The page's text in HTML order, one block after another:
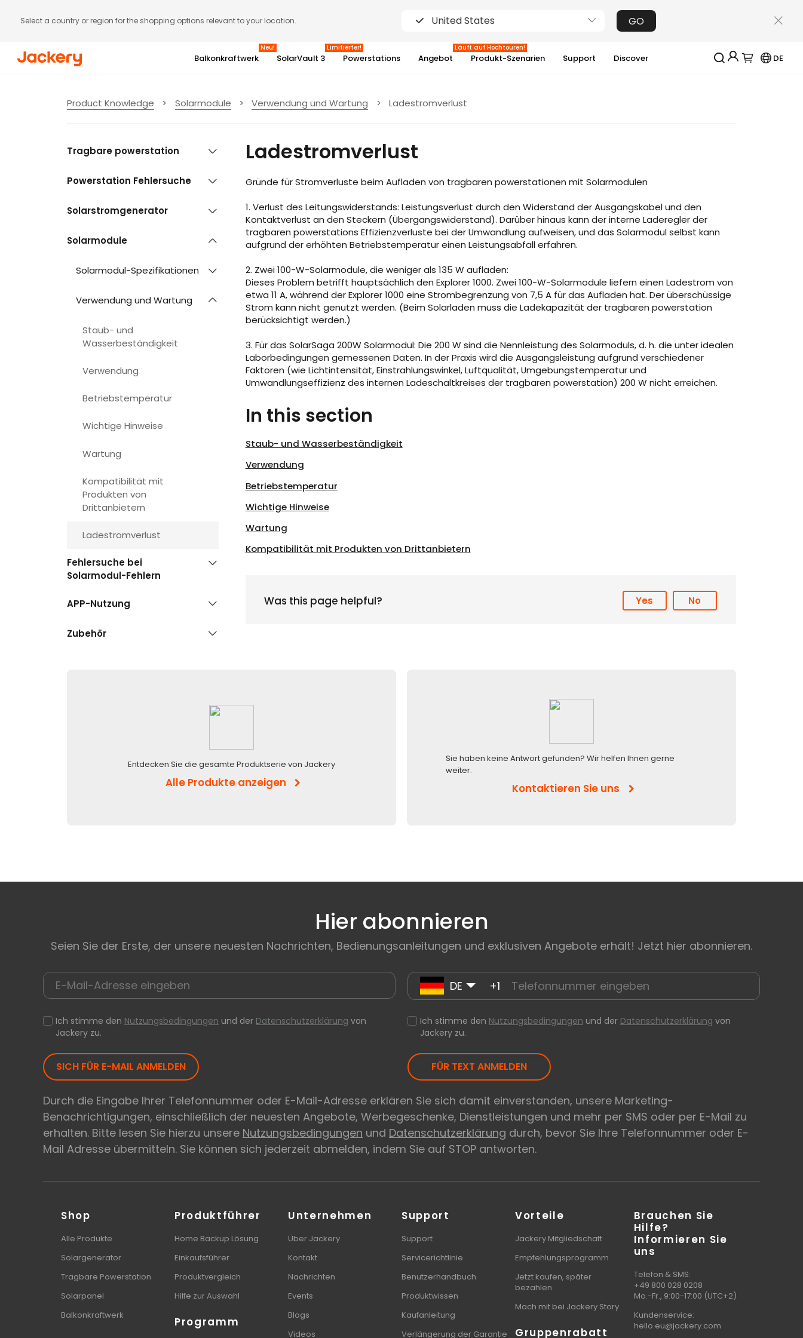
Select a country or region for the shopping options relevant to your location. United States GO
Balkonkraftwerk
Neu!
Powerstations
SolarVault 3
Limitierter!
SolarVault 3 Serie | Bis zu 53%
Jetzt kaufen
Angebot
Läuft auf Hochtouren!
6. bis 9. August
Mehr ansehen
Support Discover
Produkt-Szenarien
Registrierung
Erhalten Sie 15% Rabatt, sobald die Garantie
Anmeldung
DE
Product Knowledge > Solarmodule > Verwendung und Wartung > Ladestromverlust
Tragbare powerstation
Powerstation Fehlersuche
Solarstromgenerator
Solarmodule
Solarmodul-Spezifikationen
Verwendung und Wartung
Staub- und
Wasserbeständigkeit
Verwendung
Betriebstemperatur
Wichtige Hinweise
Wartung
Kompatibilität mit
Produkten von
Drittanbietern
Ladestromverlust
Fehlersuche bei
Solarmodul-Fehlern
APP-Nutzung
Zubehör
Ladestromverlust
Gründe für Stromverluste beim Aufladen von tragbaren powerstationen mit Solarmodulen
1. Verlust des Leitungswiderstands: Leistungsverlust durch den Widerstand der Ausgangskabel und den
Kontaktverlust an den Steckern (Übergangswiderstand). Darüber hinaus kann der interne Laderegler der
tragbaren powerstations Effizienzverluste bei der Umwandlung aufweisen, und das Solarmodul selbst kann
aufgrund der erhöhten Betriebstemperatur einen Leistungsabfall erfahren.
2. Zwei 100-W-Solarmodule, die weniger als 135 W aufladen:
Dieses Problem betrifft hauptsächlich den Explorer 1000. Zwei 100-W-Solarmodule liefern einen Ladestrom von
etwa 11 A, während der Explorer 1000 eine Strombegrenzung von 7,5 A für das Aufladen hat. Der überschüssige
Strom kann nicht genutzt werden. (Beim Solarladen muss die Ladekapazität der tragbaren powerstation
berücksichtigt werden.)
3. Für das SolarSaga 200W Solarmodul: Die 200 W sind die Nennleistung des Solarmoduls, d. h. die unter idealen
Laborbedingungen gemessenen Daten. In der Praxis wird die Ausgangsleistung aufgrund verschiedener
Faktoren (wie Lichtintensität, Einstrahlungswinkel, Luftqualität, Umgebungstemperatur und
Umwandlungseffizienz des internen Ladeschaltkreises der tragbaren powerstation) 200 W nicht erreichen.
In this section
Staub- und Wasserbeständigkeit
Verwendung
Betriebstemperatur
Wichtige Hinweise
Wartung
Kompatibilität mit Produkten von Drittanbietern
Was this page helpful? Yes No
Entdecken Sie die gesamte Produktserie von Jackery
Alle Produkte anzeigen
Sie haben keine Antwort gefunden? Wir helfen Ihnen gerne
weiter.
Kontaktieren Sie uns
Hier abonnieren
Seien Sie der Erste, der unsere neuesten Nachrichten, Bedienungsanleitungen und exklusiven Angebote erhält! Jetzt hier abonnieren.
Ich stimme den Nutzungsbedingungen und der Datenschutzerklärung von
Jackery zu.
SICH FÜR E-MAIL ANMELDEN
DE +1
Ich stimme den Nutzungsbedingungen und der Datenschutzerklärung von
Jackery zu.
FÜR TEXT ANMELDEN
Durch die Eingabe Ihrer Telefonnummer oder E-Mail-Adresse erklären Sie sich damit einverstanden, unsere Marketing-
Benachrichtigungen, einschließlich der neuesten Angebote, Werbegeschenke, Dienstleistungen und mehr per SMS oder per E-Mail zu
erhalten. Bitte lesen Sie hierzu unsere Nutzungsbedingungen und Datenschutzerklärung durch, bevor Sie Ihre Telefonnummer oder E-
Mail Adresse übermitteln. Sie können sich jederzeit abmelden, indem Sie auf STOP antworten.
Shop
Alle Produkte
Solargenerator
Tragbare Powerstation
Solarpanel
Balkonkraftwerk
Produktführer
Home Backup Lösung
Einkaufsführer
Produktvergleich
Hilfe zur Auswahl
Unternehmen
Über Jackery
Kontakt
Nachrichten
Events
Blogs
Videos
Support
Support
Servicerichtlinie
Benutzerhandbuch
Produktwissen
Kaufanleitung
Verlängerung der Garantie
Vorteile
Jackery Mitgliedschaft
Empfehlungsprogramm
Jetzt kaufen, später
bezahlen
Mach mit bei Jackery Story
Programm
Gruppenrabatt
Brauchen Sie
Hilfe?
Informieren Sie
uns
Telefon & SMS:
+49 800 028 0208
Mo.-Fr., 9:00-17:00 (UTC+2)
Kundenservice:
hello.eu@jackery.com